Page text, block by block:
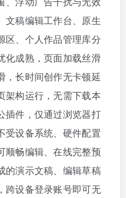
文稿编辑工作台、原生
区、个人作品管理库分
化成熟，页面加载丝滑
，长时间创作无卡顿延
架构运行，无需下载本
插件，仅通过浏览器打
受设备系统、硬件配置
顺畅编辑、在线完整预
的演示文稿、编辑草稿
跨设备登录账号即可无